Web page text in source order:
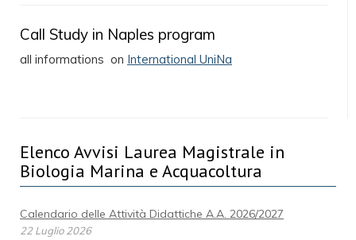
Call Study in Naples program
all informations on International UniNa
Elenco Avvisi Laurea Magistrale in
Biologia Marina e Acquacoltura
Calendario delle Attività Didattiche A.A. 2026/2027
22 Luglio 2026